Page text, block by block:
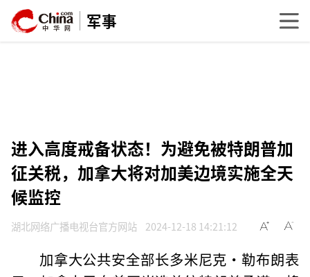
军事
进入高度戒备状态！为避免被特朗普加
征关税，加拿大将对加美边境实施全天
候监控
湖北网络广播电视台官方网站 2024-12-18 14:21:12
加拿大公共安全部长多米尼克·勒布朗表